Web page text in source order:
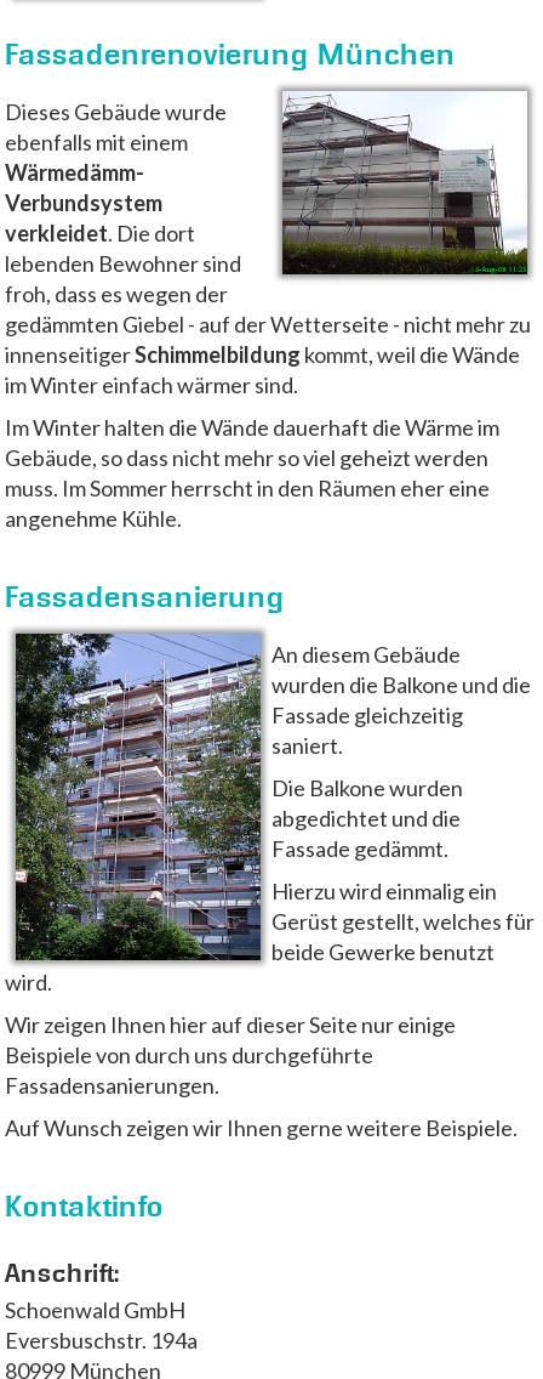
Fassadenrenovierung München
Dieses Gebäude wurde
ebenfalls mit einem
Wärmedämm-
Verbundsystem
verkleidet. Die dort
lebenden Bewohner sind
froh, dass es wegen der
gedämmten Giebel - auf der Wetterseite - nicht mehr zu
innenseitigerSchimmelbildung kommt, weil die Wände
im Winter einfach wärmer sind.
Im Winter halten die Wände dauerhaft die Wärme im
Gebäude, so dass nicht mehr so viel geheizt werden
muss. Im Sommer herrscht in den Räumen eher eine
angenehme Kühle.
Fassadensanierung
An diesem Gebäude
wurden die Balkone und die
Fassade gleichzeitig
saniert.
Die Balkone wurden
abgedichtet und die
Fassade gedämmt.
Hierzu wird einmalig ein
Gerüst gestellt, welches für
beide Gewerke benutzt
wird.
Wir zeigen Ihnen hier auf dieser Seite nur einige
Beispiele von durch uns durchgeführte
Fassadensanierungen.
Auf Wunsch zeigen wir Ihnen gerne weitere Beispiele.
Kontaktinfo
Anschrift:
Schoenwald GmbH
Eversbuschstr. 194a
80999 München